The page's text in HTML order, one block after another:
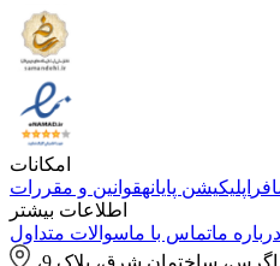
امکانات
اپلیکیشن پایانهقوانین و مقررات
اطلاعات بیشتر
ماتماس با ماسوالات متداول